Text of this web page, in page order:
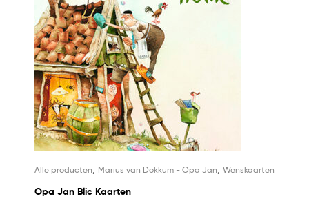
Alle producten Marius van Dokkum - Opa Jan Wenskaarten
Opa Jan Blic Kaarten